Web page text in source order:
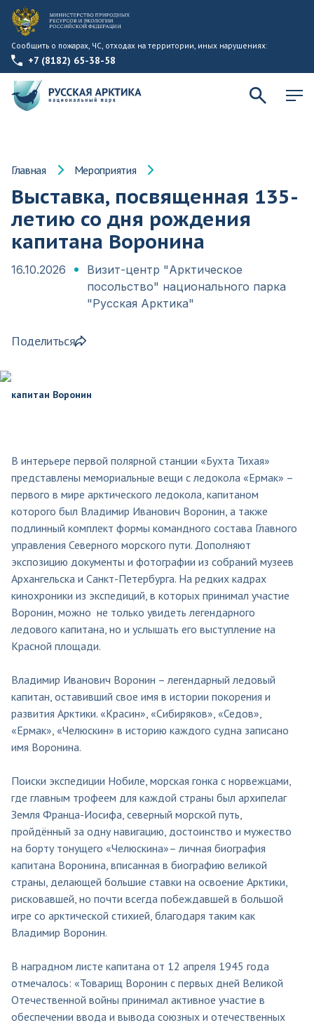
Сообщить о пожарах, ЧС, отходах на территории, иных нарушениях:
+7 (8182) 65-38-58
Главная Мероприятия
Выставка, посвященная 135-
летию со дня рождения
капитана Воронина
16.10.2026
Визит-центр "Арктическое
посольство" национального парка
"Русская Арктика"
Поделиться
капитан Воронин
В интерьере первой полярной станции «Бухта Тихая»
представлены мемориальные вещи с ледокола «Ермак» –
первого в мире арктического ледокола, капитаном
которого был Владимир Иванович Воронин, а также
подлинный комплект формы командного состава Главного
управления Северного морского пути. Дополняют
экспозицию документы и фотографии из собраний музеев
Архангельска и Санкт-Петербурга. На редких кадрах
кинохроники из экспедиций, в которых принимал участие
Воронин, можно не только увидеть легендарного
ледового капитана, но и услышать его выступление на
Красной площади.
Владимир Иванович Воронин – легендарный ледовый
капитан, оставивший свое имя в истории покорения и
развития Арктики. «Красин», «Сибиряков», «Седов»,
«Ермак», «Челюскин» в историю каждого судна записано
имя Воронина.
Поиски экспедиции Нобиле, морская гонка с норвежцами,
где главным трофеем для каждой страны был архипелаг
Земля Франца-Иосифа, северный морской путь,
пройдённый за одну навигацию, достоинство и мужество
на борту тонущего «Челюскина»– личная биография
капитана Воронина, вписанная в биографию великой
страны, делающей большие ставки на освоение Арктики,
рисковавшей, но почти всегда побеждавшей в большой
игре со арктической стихией, благодаря таким как
Владимир Воронин.
В наградном листе капитана от 12 апреля 1945 года
отмечалось: «Товарищ Воронин с первых дней Великой
Отечественной войны принимал активное участие в
обеспечении ввода и вывода союзных и отечественных